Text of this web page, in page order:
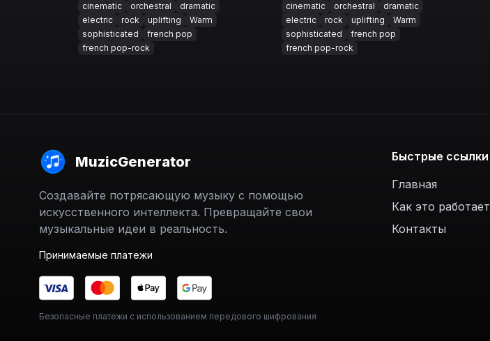
cinematic
orchestral
dramatic
electric
rock uplifting
Warm
sophisticated
french pop
french pop-rock
cinematic
orchestral
dramatic
electric
rock uplifting
Warm
sophisticated
french pop
french pop-rock
MuzicGenerator
Создавайте потрясающую музыку с помощью
искусственного интеллекта. Превращайте свои
музыкальные идеи в реальность.
Принимаемые платежи
Безопасные платежи с использованием передового шифрования
Быстрые ссылки
Главная
Как это работает
Контакты